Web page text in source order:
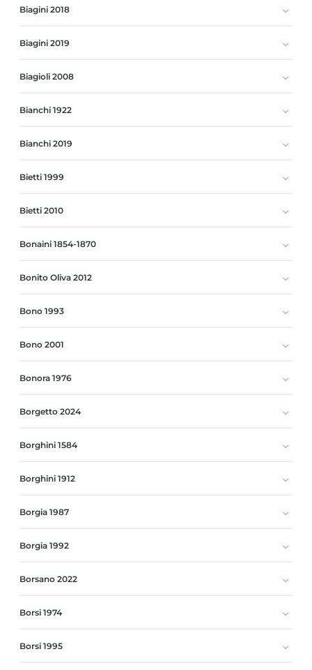
Biagini 2018
Biagini 2019
Biagioli 2008
Bianchi 1922
Bianchi 2019
Bietti 1999
Bietti 2010
Bonaini 1854-1870
Bonito Oliva 2012
Bono 1993
Bono 2001
Bonora 1976
Borgetto 2024
Borghini 1584
Borghini 1912
Borgia 1987
Borgia 1992
Borsano 2022
Borsi 1974
Borsi 1995